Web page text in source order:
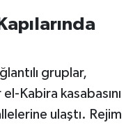
gruplar,
Kabira kasabasını
ulaştı. Rejim